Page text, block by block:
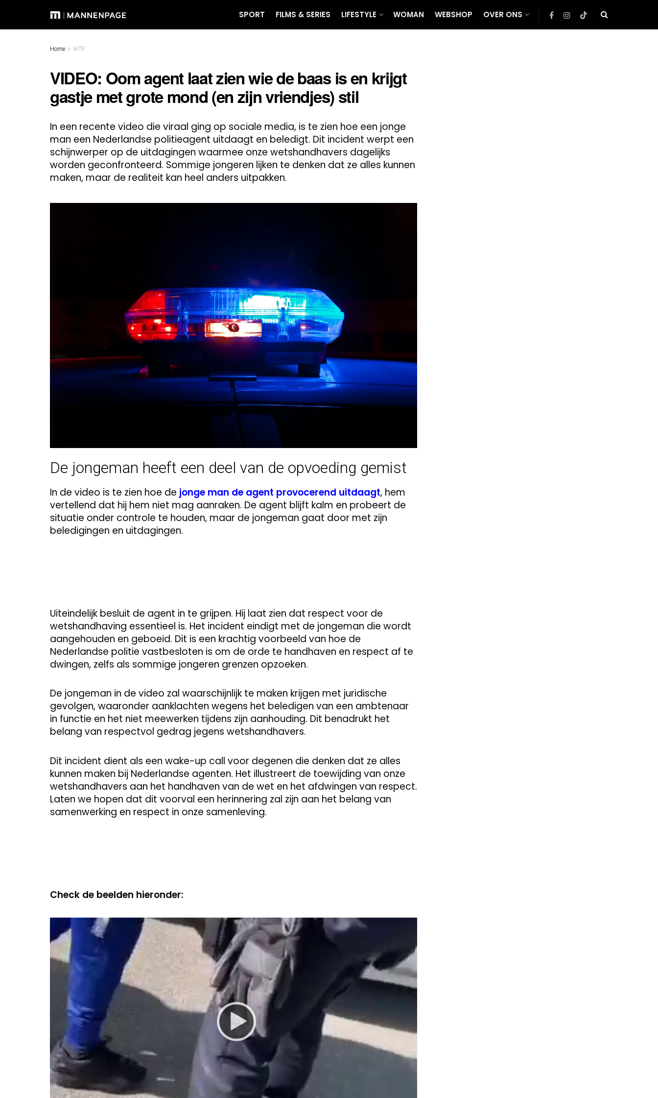
SPORT FILMS & SERIES LIFESTYLE WOMAN WEBSHOP OVER ONS
Home WTF
VIDEO: Oom agent laat zien wie de baas is en krijgt
gastje met grote mond (en zijn vriendjes) stil
In een recente video die viraal ging op sociale media, is te zien hoe een jonge
man een Nederlandse politieagent uitdaagt en beledigt. Dit incident werpt een
schijnwerper op de uitdagingen waarmee onze wetshandhavers dagelijks
worden geconfronteerd. Sommige jongeren lijken te denken dat ze alles kunnen
maken, maar de realiteit kan heel anders uitpakken.
De jongeman heeft een deel van de opvoeding gemist
In de video is te zien hoe de jonge man de agent provocerend uitdaagt, hem
vertellend dat hij hem niet mag aanraken. De agent blijft kalm en probeert de
situatie onder controle te houden, maar de jongeman gaat door met zijn
beledigingen en uitdagingen.
Uiteindelijk besluit de agent in te grijpen. Hij laat zien dat respect voor de
wetshandhaving essentieel is. Het incident eindigt met de jongeman die wordt
aangehouden en geboeid. Dit is een krachtig voorbeeld van hoe de
Nederlandse politie vastbesloten is om de orde te handhaven en respect af te
dwingen, zelfs als sommige jongeren grenzen opzoeken.
De jongeman in de video zal waarschijnlijk te maken krijgen met juridische
gevolgen, waaronder aanklachten wegens het beledigen van een ambtenaar
in functie en het niet meewerken tijdens zijn aanhouding. Dit benadrukt het
belang van respectvol gedrag jegens wetshandhavers.
Dit incident dient als een wake-up call voor degenen die denken dat ze alles
kunnen maken bij Nederlandse agenten. Het illustreert de toewijding van onze
wetshandhavers aan het handhaven van de wet en het afdwingen van respect.
Laten we hopen dat dit voorval een herinnering zal zijn aan het belang van
samenwerking en respect in onze samenleving.
Check de beelden hieronder:
Player